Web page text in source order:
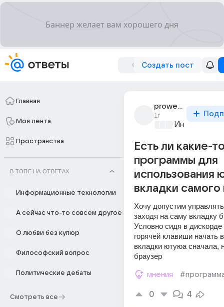
Создать пост
Главная
Моя лента
Пространства
В ТОПЕ НА ОТВЕТАХ
Информационные технологии
А сейчас что-то совсем другое
О любви без купюр
Философский вопрос
Политические дебаты
Смотреть все
prowebcom
1г
Есть ли какие-
программы для
использования
вкладки
Хочу допустим
заходя на саму вкладку
Условно сидя в
горячей клавиши начать
вкладки ютуюа сначала,
браузер
мнения
0 4